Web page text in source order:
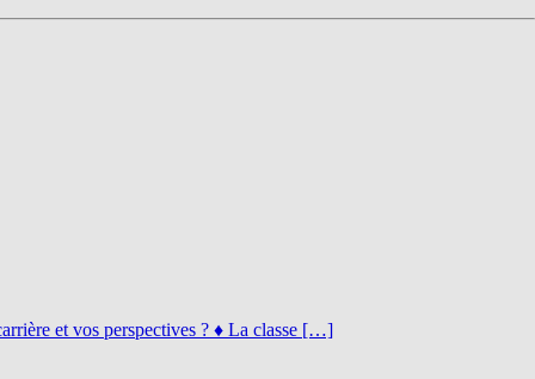
et vos perspectives ? ♦ La classe […]